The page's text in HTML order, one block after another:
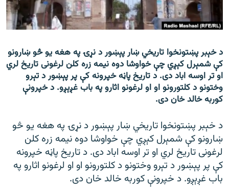
موږ وڅارئ
د خېبر پښتونخوا تاریخي ښار پېښور د نړۍ په هغه یو څو ښارونو
کې شمېرل کېږي چې خواوشا دوه نیمه زره کلن لرغونی تاریخ لري
او تر اوسه اباد دی. د تاریخ پاڼه خپرونه کې پر پېښور د تېرو
وختونو د کلتورونو او او لرغونو اثارو په باب غږېږو. د خپرونې
کوربه خالد خان دی.
د خېبر پښتونخوا تاریخي ښار پېښور د نړۍ په هغه یو څو
ښارونو کې شمېرل کېږي چې خواوشا دوه نیمه زره کلن
لرغونی تاریخ لري او تر اوسه اباد دی. د تاریخ پاڼه خپرونه
کې پر پېښور د تېرو وختونو د کلتورونو او او لرغونو اثارو په
باب غږېږو. د خپرونې کوربه خالد خان دی.